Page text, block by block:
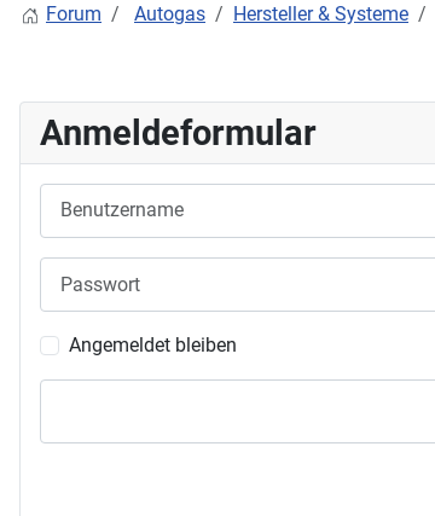
Forum Autogas Hersteller & Systeme
Anmeldeformular
Angemeldet bleiben